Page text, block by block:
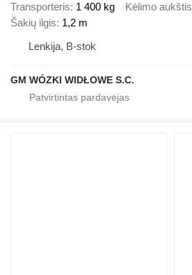
Transporteris 1 400 kg Kėlimo aukštis
Šakių ilgis 1,2 m
Lenkija, B-stok
GM WÓZKI WIDŁOWE S.C.